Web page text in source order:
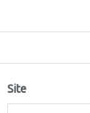
Site